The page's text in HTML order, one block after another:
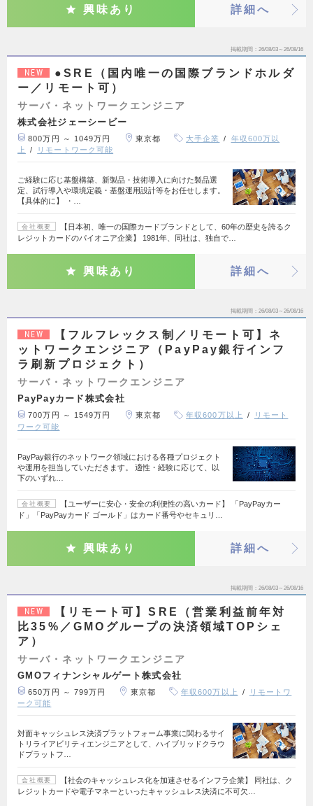
興味あり 詳細へ
掲載期間 26/08/03～26/08/16
NEW
●SRE（国内唯一の国際ブランドホルダ
ー／リモート可）
サーバ・ネットワークエンジニア
株式会社ジェーシービー
800万円 ～ 1049万円 東京都 大手企業
年収600万以
上
リモートワーク可能
ご経験に応じ基盤構築、新製品・技術導入に向けた製品選
定、試行導入や環境定義・基盤運用設計等をお任せします。
【具体的に】 ・…
会社概要
【日本初、唯一の国際カードブランドとして、60年の歴史を誇るク
レジットカードのパイオニア企業】 1981年、同社は、独自で…
興味あり 詳細へ
掲載期間 26/08/03～26/08/16
NEW
【フルフレックス制／リモート可】ネ
ットワークエンジニア（PayPay銀行インフ
ラ刷新プロジェクト）
サーバ・ネットワークエンジニア
PayPayカード株式会社
700万円 ～ 1549万円 東京都 年収600万以上
リモート
ワーク可能
PayPay銀行のネットワーク領域における各種プロジェクト
や運用を担当していただきます。 適性・経験に応じて、以
下のいずれ…
会社概要
【ユーザーに安心・安全の利便性の高いカード】 「PayPayカー
ド」「PayPayカード ゴールド」はカード番号やセキュリ…
興味あり 詳細へ
掲載期間 26/08/03～26/08/16
NEW
【リモート可】SRE（営業利益前年対
比35%／GMOグループの決済領域TOPシェ
ア）
サーバ・ネットワークエンジニア
GMOフィナンシャルゲート株式会社
650万円 ～ 799万円 東京都 年収600万以上
リモートワ
ーク可能
対面キャッシュレス決済プラットフォーム事業に関わるサイ
トリライアビリティエンジニアとして、ハイブリッドクラウ
ドプラットフ…
会社概要
【社会のキャッシュレス化を加速させるインフラ企業】 同社は、ク
レジットカードや電子マネーといったキャッシュレス決済に不可欠…